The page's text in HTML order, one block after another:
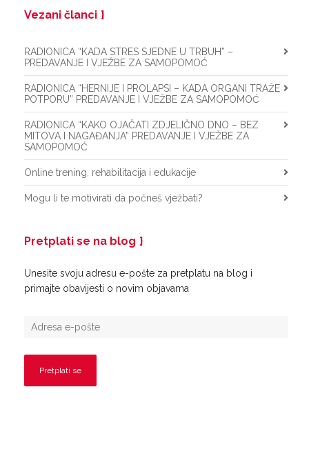
Vezani članci
RADIONICA “KADA STRES SJEDNE U TRBUH” –
PREDAVANJE I VJEŽBE ZA SAMOPOMOĆ
RADIONICA “HERNIJE I PROLAPSI – KADA ORGANI TRAŽE
POTPORU” PREDAVANJE I VJEŽBE ZA SAMOPOMOĆ
RADIONICA “KAKO OJAČATI ZDJELIČNO DNO – BEZ
MITOVA I NAGAĐANJA” PREDAVANJE I VJEŽBE ZA
SAMOPOMOĆ
Online trening, rehabilitacija i edukacije
Mogu li te motivirati da počneš vježbati?
Pretplati se na blog
Unesite svoju adresu e-pošte za pretplatu na blog i
primajte obavijesti o novim objavama